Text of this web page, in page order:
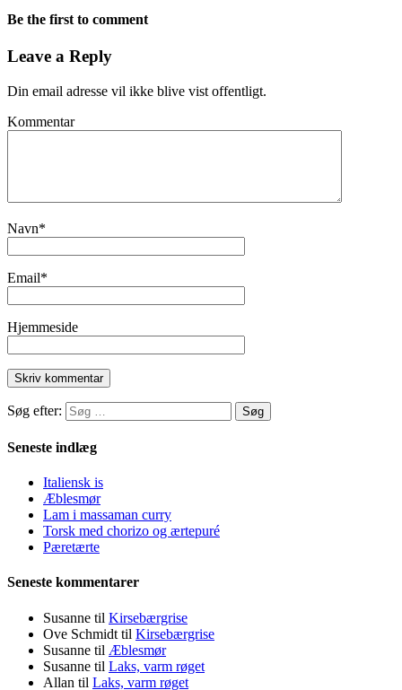
Be the first to comment
Leave a Reply
Din email adresse vil ikke blive vist offentligt.
Kommentar
Navn*
Email*
Hjemmeside
Søg efter:
Seneste indlæg
Italiensk is
Æblesmør
Lam i massaman curry
Torsk med chorizo og ærtepuré
Pæretærte
Seneste kommentarer
Susanne til Kirsebærgrise
Ove Schmidt til Kirsebærgrise
Susanne til Æblesmør
Susanne til Laks, varm røget
Allan til Laks, varm røget